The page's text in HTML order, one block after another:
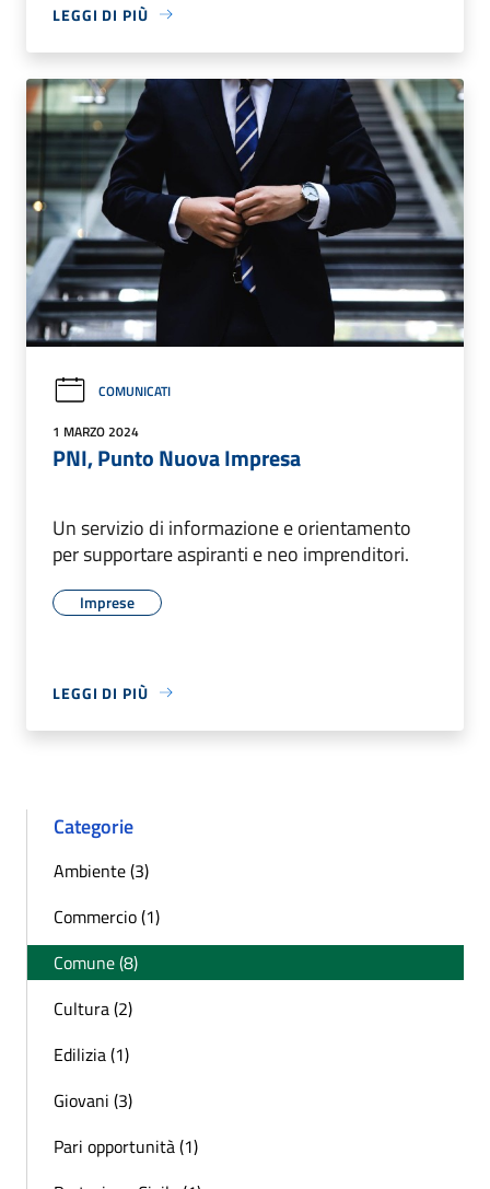
LEGGI DI PIÙ
COMUNICATI
1 MARZO 2024
PNI, Punto Nuova Impresa
Un servizio di informazione e orientamento
per supportare aspiranti e neo imprenditori.
Imprese
LEGGI DI PIÙ
Categorie
Ambiente (3)
Commercio (1)
Comune (8)
Cultura (2)
Edilizia (1)
Giovani (3)
Pari opportunità (1)